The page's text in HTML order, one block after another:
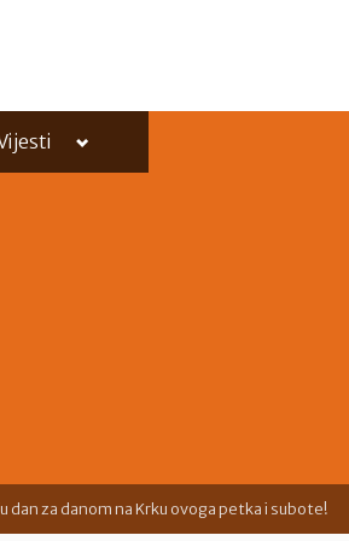
Toggle
menu
dan za danom na Krku ovoga petka i subote!